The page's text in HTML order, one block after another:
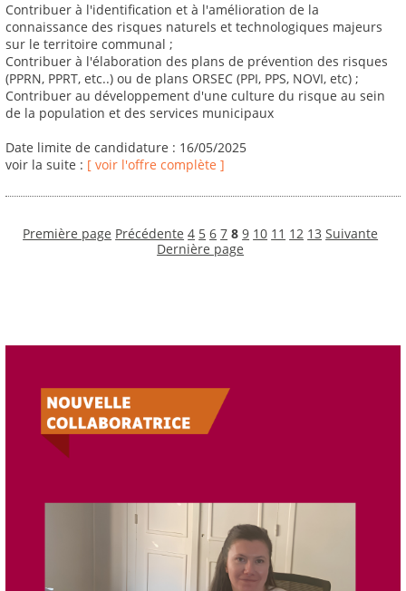
Contribuer à l'identification et à l'amélioration de la
connaissance des risques naturels et technologiques majeurs
sur le territoire communal ;
Contribuer à l'élaboration des plans de prévention des risques
(PPRN, PPRT, etc..) ou de plans ORSEC (PPI, PPS, NOVI, etc) ;
Contribuer au développement d'une culture du risque au sein
de la population et des services municipaux
Date limite de candidature : 16/05/2025
voir la suite : [ voir l'offre complète ]
Première page Précédente 4 5 6 7 8 9 10 11 12 13 Suivante
Dernière page